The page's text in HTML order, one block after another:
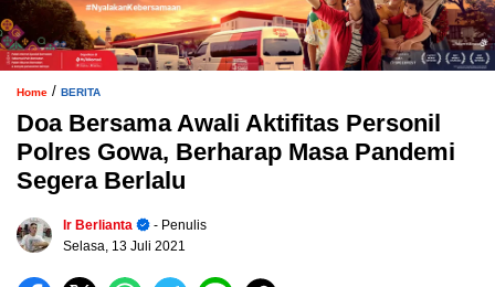
Home / BERITA
Doa Bersama Awali Aktifitas Personil
Polres Gowa, Berharap Masa Pandemi
Segera Berlalu
Ir Berlianta
- Penulis
Selasa, 13 Juli 2021